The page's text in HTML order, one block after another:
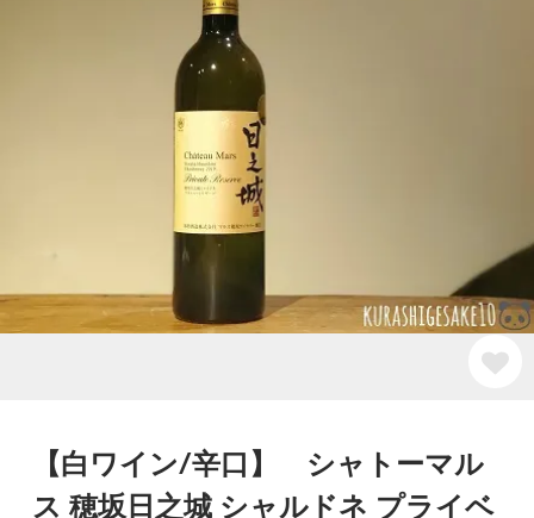
【白ワイン/辛口】 シャトーマル
ス 穂坂日之城 シャルドネ プライベ